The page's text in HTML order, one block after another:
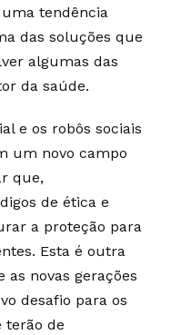
tendência
das soluções que
algumas das
da saúde.
e os robôs sociais
um novo campo
que,
de ética e
a proteção para
Esta é outra
novas gerações
desafio para os
terão de